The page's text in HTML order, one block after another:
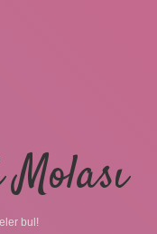
bul!